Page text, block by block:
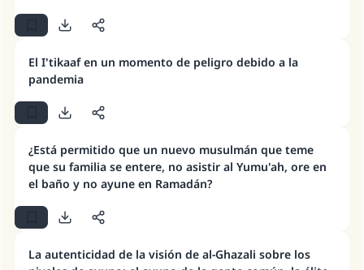
El I'tikaaf en un momento de peligro debido a la
pandemia
¿Está permitido que un nuevo musulmán que teme
que su familia se entere, no asistir al Yumu'ah, ore en
el baño y no ayune en Ramadán?
La autenticidad de la visión de al-Ghazali sobre los